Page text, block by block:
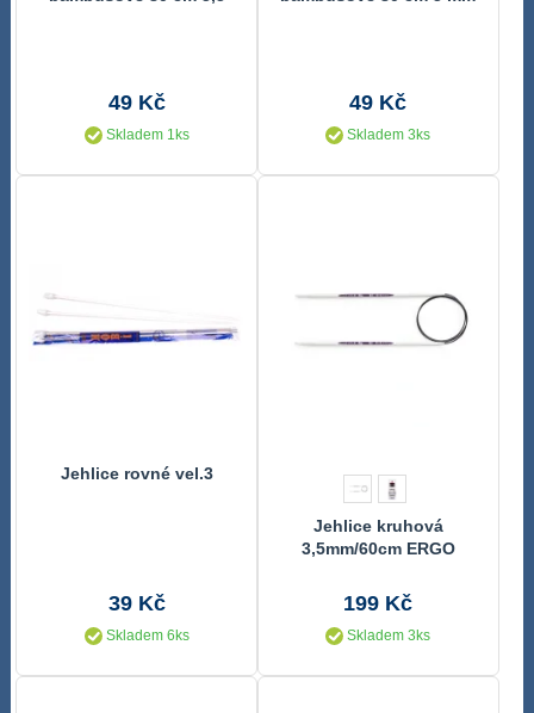
49 Kč
Skladem 1ks
49 Kč
Skladem 3ks
Jehlice rovné vel.3
39 Kč
Skladem 6ks
Jehlice kruhová
3,5mm/60cm ERGO
199 Kč
Skladem 3ks